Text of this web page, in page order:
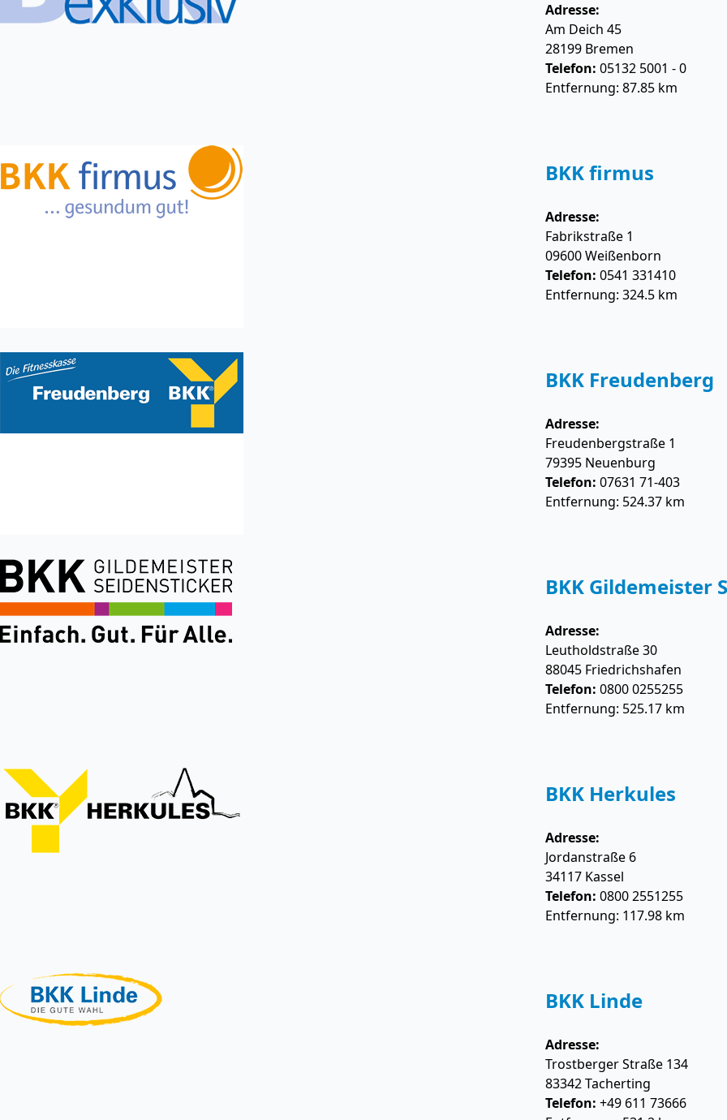
Adresse:
Am Deich 45
28199 Bremen
Telefon: 05132 5001 - 0
Entfernung: 87.85 km
BKK firmus
Adresse:
Fabrikstraße 1
09600Weißenborn
Telefon: 0541 331410
Entfernung: 324.5 km
BKK Freudenberg
Adresse:
Freudenbergstraße 1
79395 Neuenburg
Telefon: 07631 71-403
Entfernung: 524.37 km
BKK Gildemeister
Adresse:
Leutholdstraße 30
88045 Friedrichshafen
Telefon: 0800 0255255
Entfernung: 525.17 km
BKK Herkules
Adresse:
Jordanstraße 6
34117 Kassel
Telefon: 0800 2551255
Entfernung: 117.98 km
BKK Linde
Adresse:
Trostberger Straße 134
83342Tacherting
Telefon: +49 611 73666